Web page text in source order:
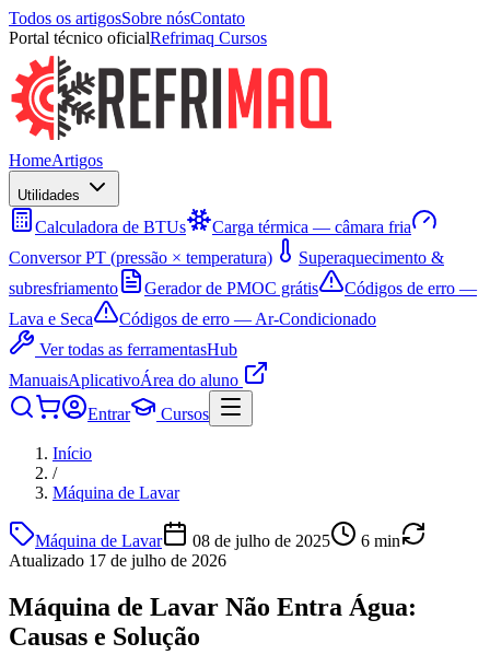
Todos os artigosSobre nósContato
Portal técnico oficialRefrimaq Cursos
HomeArtigos
Utilidades
Calculadora de BTUs
Carga térmica — câmara fria
Conversor PT (pressão × temperatura)
Superaquecimento &
subresfriamento
Gerador de PMOC grátis
Códigos de erro —
Lava e Seca
Códigos de erro — Ar-Condicionado
Ver todas as ferramentasHub
ManuaisAplicativoÁrea do aluno
Entrar
Cursos
Início
/
Máquina de Lavar
Máquina de Lavar 08 de julho de 2025 6 min
Atualizado 17 de julho de 2026
Máquina de Lavar Não Entra Água:
Causas e Solução